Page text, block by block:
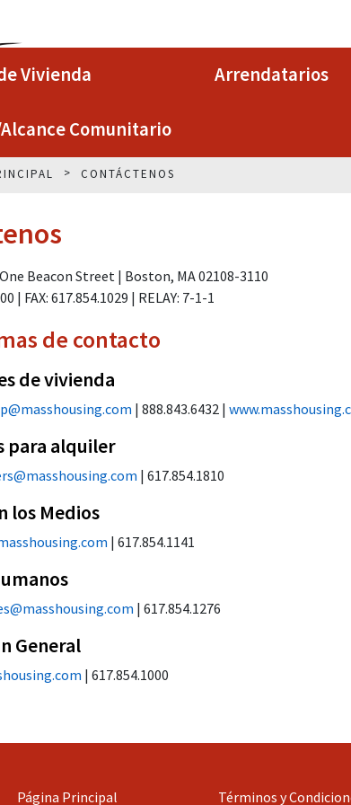
Vivienda Arrendatarios
Comunitario
CONTÁCTENOS
Beacon Street | Boston, MA 02108-3110
| FAX: 617.854.1029 | RELAY: 7-1-1
de contacto
de vivienda
| 888.843.6432 |
para alquiler
| 617.854.1810
los Medios
| 617.854.1141
| 617.854.1276
General
| 617.854.1000
Página Principal Términos y